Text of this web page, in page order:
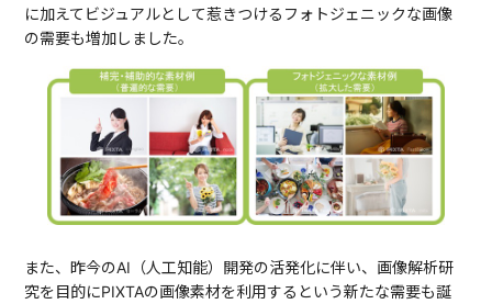
に加えてビジュアルとして惹きつけるフォトジェニックな画像
の需要も増加しました。
また、昨今のAI（人工知能）開発の活発化に伴い、画像解析研
究を目的にPIXTAの画像素材を利用するという新たな需要も誕